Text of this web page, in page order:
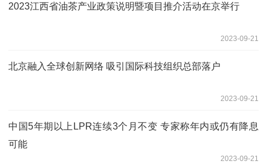
2023江西省油茶产业政策说明暨项目推介活动在京举行
2023-09-21
北京融入全球创新网络 吸引国际科技组织总部落户
2023-09-21
中国5年期以上LPR连续3个月不变 专家称年内或仍有降息
可能
2023-09-21